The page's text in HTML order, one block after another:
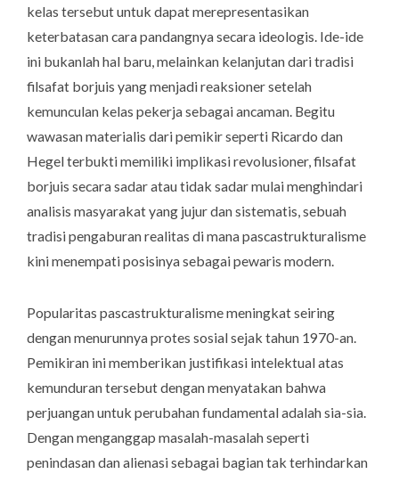
kelas tersebut untuk dapat merepresentasikan
keterbatasan cara pandangnya secara ideologis. Ide-ide
ini bukanlah hal baru, melainkan kelanjutan dari tradisi
filsafat borjuis yang menjadi reaksioner setelah
kemunculan kelas pekerja sebagai ancaman. Begitu
wawasan materialis dari pemikir seperti Ricardo dan
Hegel terbukti memiliki implikasi revolusioner, filsafat
borjuis secara sadar atau tidak sadar mulai menghindari
analisis masyarakat yang jujur dan sistematis, sebuah
tradisi pengaburan realitas di mana pascastrukturalisme
kini menempati posisinya sebagai pewaris modern.
Popularitas pascastrukturalisme meningkat seiring
dengan menurunnya protes sosial sejak tahun 1970-an.
Pemikiran ini memberikan justifikasi intelektual atas
kemunduran tersebut dengan menyatakan bahwa
perjuangan untuk perubahan fundamental adalah sia-sia.
Dengan menganggap masalah-masalah seperti
penindasan dan alienasi sebagai bagian tak terhindarkan